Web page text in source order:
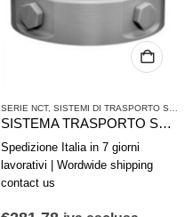
,TECNICHE DEL VUOTO
SERIE NCT, SISTEMI DI TRASPORTO SENZA CONTATTO
SISTEMA TRASPORTO SENZA CONTATTO AVENTICS SERIE NCT-PK R412014868
Spedizione Italia in 7 giorni
lavorativi | Wordwide shipping
contact us